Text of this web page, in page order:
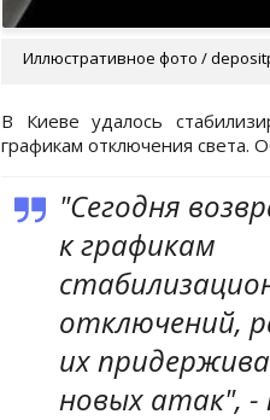
Иллюстративное фото /
В Киеве удалось
графикам отключения света.
"Сегодня
к графикам
отключений,
их
новых атак", -